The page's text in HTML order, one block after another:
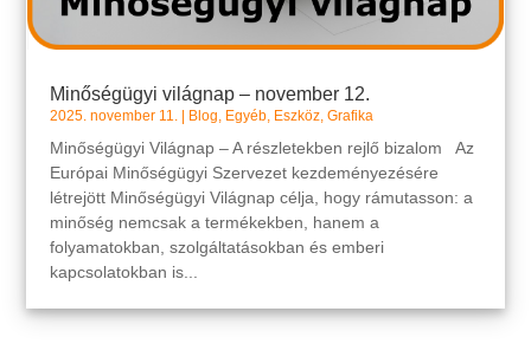
Minőségügyi világnap – november 12.
2025. november 11. | Blog Egyéb Eszköz ,Grafika
Minőségügyi Világnap – A részletekben rejlő bizalom Az
Európai Minőségügyi Szervezet kezdeményezésére
létrejött Minőségügyi Világnap célja, hogy rámutasson: a
minőség nemcsak a termékekben, hanem a
folyamatokban, szolgáltatásokban és emberi
kapcsolatokban is...